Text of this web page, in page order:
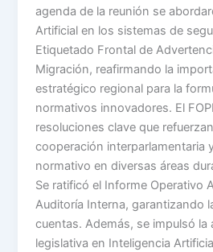
agenda de la reunión se
Artificial en los sistemas de
Etiquetado Frontal de
Migración, reafirmando la
estratégico regional para la
normativos innovadores. El
resoluciones clave que
cooperación interparlamentaria
normativo en diversas áreas
Se ratificó el Informe Operativo
Auditoría Interna, garantizando
cuentas. Además, se impulsó la
legislativa en Inteligencia